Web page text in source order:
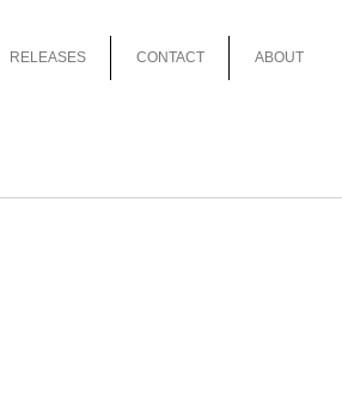
RELEASES CONTACT ABOUT